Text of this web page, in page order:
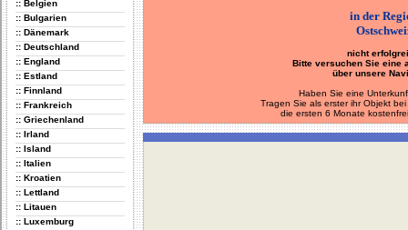
:: Belgien
:: Bulgarien
:: Dänemark
:: Deutschland
:: England
:: Estland
:: Finnland
:: Frankreich
:: Griechenland
:: Irland
:: Island
:: Italien
:: Kroatien
:: Lettland
:: Litauen
:: Luxemburg
in der
nicht
Bitte versuchen Sie eine
über unsere
Haben Sie eine
Tragen Sie als erster ihr Objekt
die ersten 6 Monate